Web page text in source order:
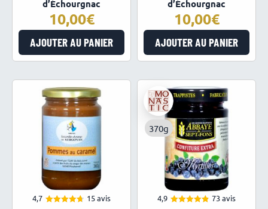
d’Échourgnac
10,00
AJOUTER AU PANIER
d’Échourgnac
10,00
AJOUTER AU PANIER
4,7 15 avis
370g
4,9 73 avis